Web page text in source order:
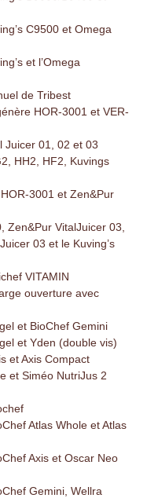
C9500 et Omega
et l’Omega
de Tribest
HOR-3001 et VER-
Juicer 01, 02 et 03
HH2, HF2, Kuvings
3001 et Zen&Pur
Zen&Pur VitalJuicer 03,
03 et le Kuving’s
VITAMIN
ouverture avec
et BioChef Gemini
et Yden (double vis)
et Axis Compact
et Siméo NutriJus 2
Atlas Whole et Atlas
Axis et Oscar Neo
Gemini, Wellra